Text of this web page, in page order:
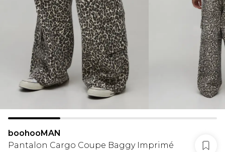
boohooMAN
Pantalon Cargo Coupe Baggy Imprimé